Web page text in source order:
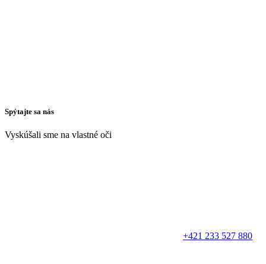
Spýtajte sa nás
Vyskúšali sme na vlastné oči
+421 233 527 880